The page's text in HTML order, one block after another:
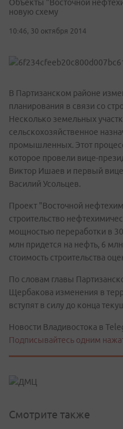
Объекты "Восточной
новую схему
10:46, 30 октября 2014
В Партизанском районе
планирования в связи со
Несколько земельных
сельскохозяйственное
промышленных. Этот
которое провели вице-
Виктор Ишаев и первый
Василий Усольцев.
Проект "Восточной
строительство
мощностью переработки в
млн придется на нефть, 6
стоимость строительства
По словам главы
Щербакова изменения в
вступят в силу до конца
Новости Владивостока в
Подписывайтесь одним
Смотрите также